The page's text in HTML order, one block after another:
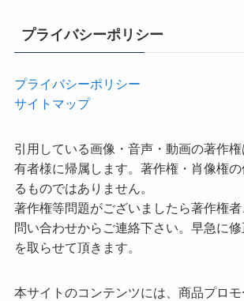
プライバシーポリシー
プライバシーポリシー
サイトマップ
引用している画像・音声・動画の著作
有者様に帰属します。著作権・肖像権
るものではありません。
著作権等問題がございましたら著作権
問い合わせからご連絡下さい。早急に
を取らせて頂きます。
本サイトのコンテンツには、商品プロモ